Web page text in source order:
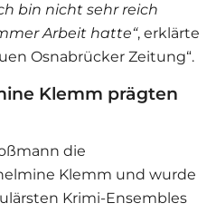
bin nicht sehr reich
Arbeit hatte“, erklärte
Osnabrücker Zeitung“.
Klemm prägten
die
Klemm und wurde
Krimi-Ensembles